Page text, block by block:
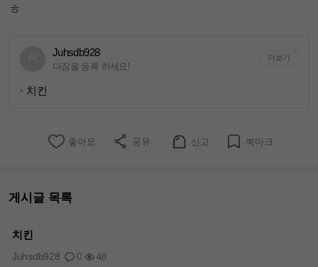
ㅎ
Juhsdb928
다짐을 등록 하세요!
더보기
· 치킨
좋아요 공유 신고 북마크
게시글 목록
치킨
0 48
Juhsdb928